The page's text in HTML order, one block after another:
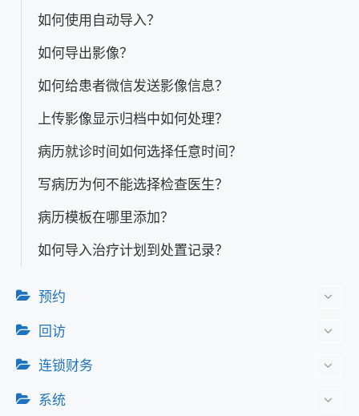
如何使用自动导入？
如何导出影像？
如何给患者微信发送影像信息？
上传影像显示归档中如何处理？
病历就诊时间如何选择任意时间？
写病历为何不能选择检查医生？
病历模板在哪里添加？
如何导入治疗计划到处置记录？
预约
回访
连锁财务
系统